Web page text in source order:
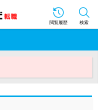
閲覧履歴 検索